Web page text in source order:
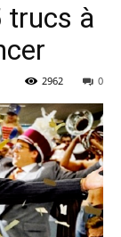
trucs à
0
2962